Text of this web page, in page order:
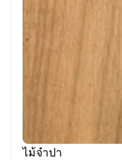
ไม้จำปา